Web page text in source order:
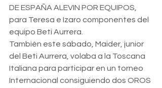
DE ESPAÑA ALEVIN POR EQUIPOS,
para Teresa e Izaro componentes del
equipo Beti Aurrera.
También este sábado, Maider, junior
del Beti Aurrera, volaba a la Toscana
Italiana para participar en un torneo
Internacional consiguiendo dos OROS